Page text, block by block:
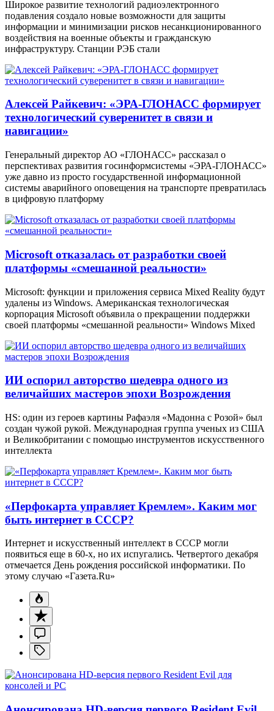
Широкое развитие технологий радиоэлектронного
подавления создало новые возможности для защиты
информации и минимизации рисков несанкционированного
воздействия на военные объекты и гражданскую
инфраструктуру. Станции РЭБ стали
Алексей Райкевич: «ЭРА-ГЛОНАСС формирует
технологический суверенитет в связи и
навигации»
Генеральный директор АО «ГЛОНАСС» рассказал о
перспективах развития госинформсистемы «ЭРА-ГЛОНАСС»
уже давно из просто государственной информационной
системы аварийного оповещения на транспорте превратилась
в цифровую платформу
Microsoft отказалась от разработки своей
платформы «смешанной реальности»
Microsoft: функции и приложения сервиса Mixed Reality будут
удалены из Windows. Американская технологическая
корпорация Microsoft объявила о прекращении поддержки
своей платформы «смешанной реальности» Windows Mixed
ИИ оспорил авторство шедевра одного из
величайших мастеров эпохи Возрождения
HS: один из героев картины Рафаэля «Мадонна с Розой» был
создан чужой рукой. Международная группа ученых из США
и Великобритании с помощью инструментов искусственного
интеллекта
«Перфокарта управляет Кремлем». Каким мог
быть интернет в СССР?
Интернет и искусственный интеллект в СССР могли
появиться еще в 60-х, но их испугались. Четвертого декабря
отмечается День рождения российской информатики. По
этому случаю «Газета.Ru»